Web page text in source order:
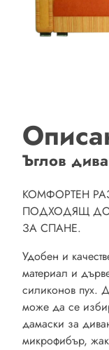
Ъглов
КОМФОРТЕН
ПОДХОДЯЩ
ЗА СПАНЕ.
Удобен и
материал и
силиконов пух.
може да се
дамаски за
микрофибър,